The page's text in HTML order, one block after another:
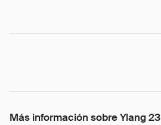
Más información sobre Ylang 23